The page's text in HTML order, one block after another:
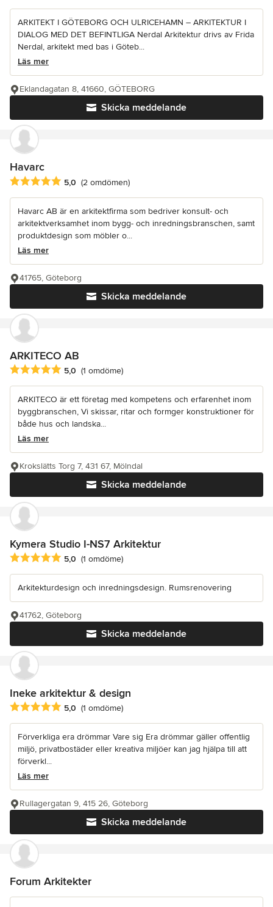
ARKITEKT I GÖTEBORG OCH ULRICEHAMN – ARKITEKTUR I
DIALOG MED DET BEFINTLIGA Nerdal Arkitektur drivs av Frida
Nerdal, arkitekt med bas i Göteb...
Läs mer
Skicka meddelande
Eklandagatan 8, 41660, GÖTEBORG
Havarc
Genomsnittligt omdöme: 5 av 5 stjärnor
5,0 (2 omdömen)
Havarc AB är en arkitektfirma som bedriver konsult- och
arkitektverksamhet inom bygg- och inredningsbranschen, samt
produktdesign som möbler o...
Läs mer
Skicka meddelande
41765, Göteborg
ARKITECO AB
Genomsnittligt omdöme: 5 av 5 stjärnor
5,0 (1 omdöme)
ARKITECO är ett företag med kompetens och erfarenhet inom
byggbranschen, Vi skissar, ritar och formger konstruktioner för
både hus och landska...
Läs mer
Skicka meddelande
Krokslätts Torg 7, 431 67, Mölndal
Kymera Studio I-NS7 Arkitektur
Genomsnittligt omdöme: 5 av 5 stjärnor
5,0 (1 omdöme)
Arkitekturdesign och inredningsdesign. Rumsrenovering
Skicka meddelande
41762, Göteborg
Ineke arkitektur & design
Genomsnittligt omdöme: 5 av 5 stjärnor
5,0 (1 omdöme)
Förverkliga era drömmar Vare sig Era drömmar gäller offentlig
miljö, privatbostäder eller kreativa miljöer kan jag hjälpa till att
förverkl...
Läs mer
Skicka meddelande
Rullagergatan 9, 415 26, Göteborg
Forum Arkitekter